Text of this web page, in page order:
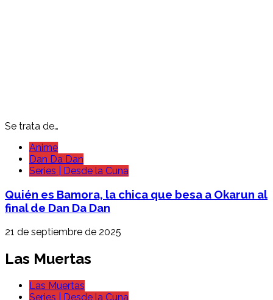
Se trata de…
Anime
Dan Da Dan
Series | Desde la Cuna
Quién es Bamora, la chica que besa a Okarun al
final de Dan Da Dan
21 de septiembre de 2025
Las Muertas
Las Muertas
Series | Desde la Cuna